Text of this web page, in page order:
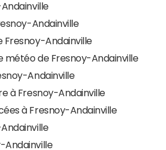
Andainville
Fresnoy-Andainville
météo de Fresnoy-Andainville
Andainville
à Fresnoy-Andainville
à Fresnoy-Andainville
Andainville